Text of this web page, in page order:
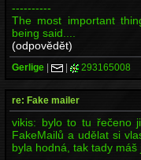
----------
The most important
being said....
(odpovědět)
Gerlige | | 293165008
re: Fake mailer
vikis: bylo to tu řečeno
FakeMailů a udělat si
byla hodná, tak tady